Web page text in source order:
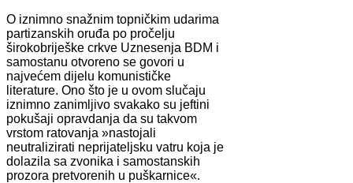
O iznimno snažnim topničkim udarima
partizanskih oruđa po pročelju
širokobriješke crkve Uznesenja BDM i
samostanu otvoreno se govori u
najvećem dijelu komunističke
literature. Ono što je u ovom slučaju
iznimno zanimljivo svakako su jeftini
pokušaji opravdanja da su takvom
vrstom ratovanja »nastojali
neutralizirati neprijateljsku vatru koja je
dolazila sa zvonika i samostanskih
prozora pretvorenih u puškarnice«.